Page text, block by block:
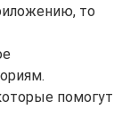
то
помогут